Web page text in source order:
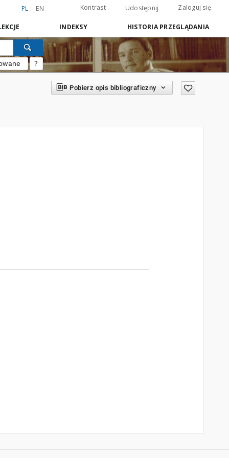
PL EN Kontrast Udostępnij Zaloguj się
INDEKSY HISTORIA PRZEGLĄDANIA
?
Pobierz opis bibliograficzny